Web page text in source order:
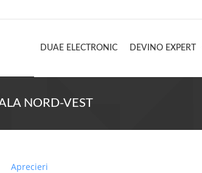
DUAE ELECTRONIC DEVINO EXPERT
NORD-VEST
Aprecieri